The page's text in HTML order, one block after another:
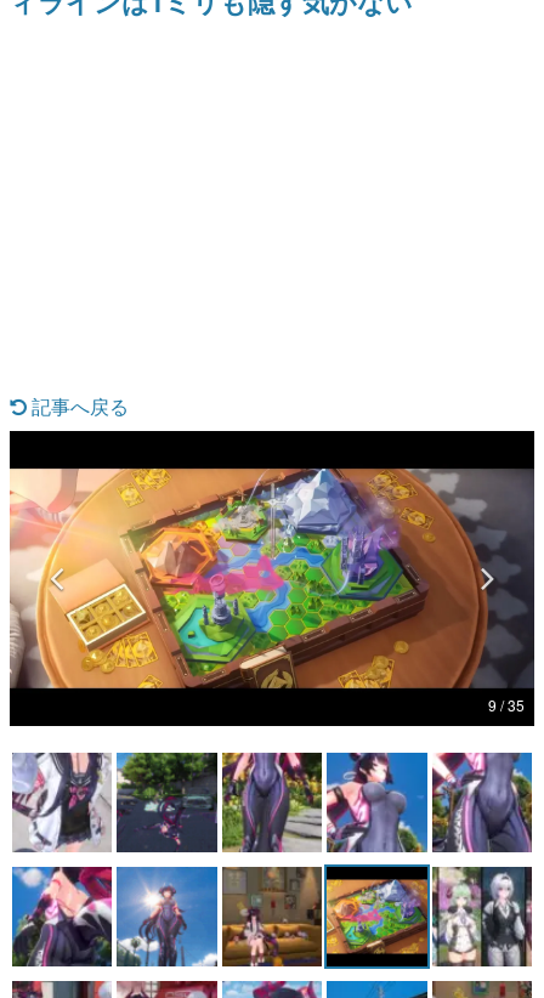
新世代に訊く
ゲームが変えた日本語
「経験値」「裏技」「ラスボス」… ゲームにまつわる言葉
の起源や用法の変遷を、コンピューター文化史研究家・タ
イニーP氏が徹底調査。
カテゴリ
特集記事
女性向け
アプリレビュー
その他
電ファミニコゲーマーとは？
運営：株式会社マレ
記事へ戻る
9 / 35